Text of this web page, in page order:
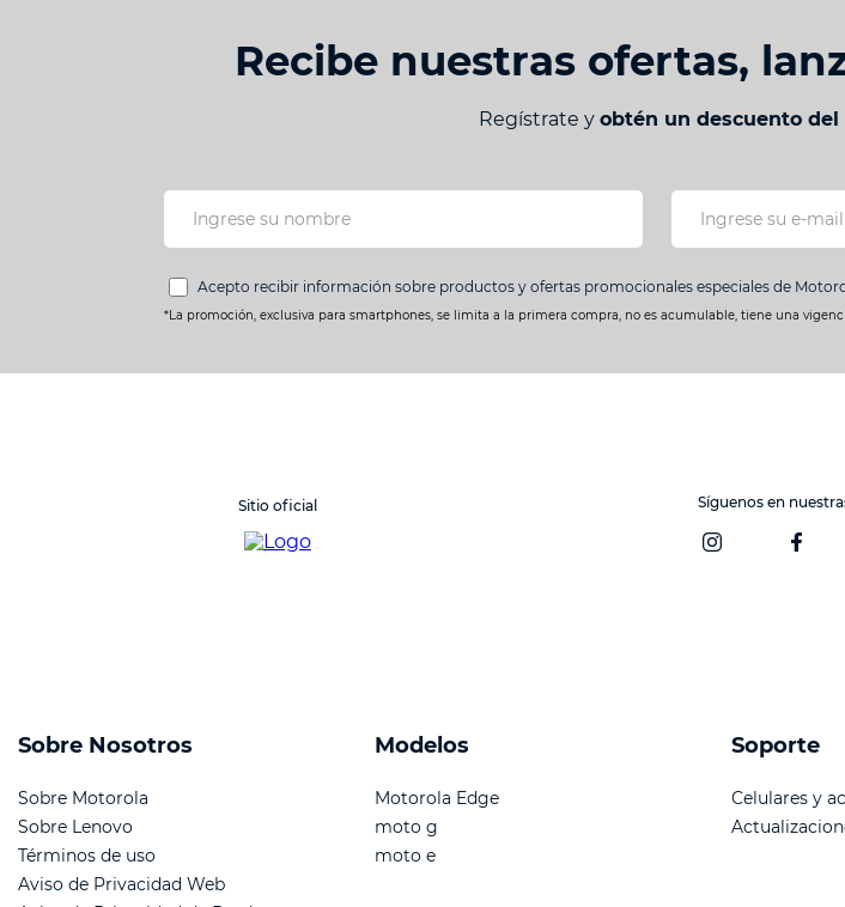
Recibe nuestras ofertas,
Regístrate y obtén un descuento del
Acepto recibir información sobre productos y ofertas promocionales especiales de
*La promoción, exclusiva para smartphones, se limita a la primera compra, no es acumulable, tiene una
Sitio oficial Síguenos en
Sobre Nosotros
Sobre Motorola
Sobre Lenovo
Términos de uso
Aviso de Privacidad Web
Modelos
Motorola Edge
moto g
moto e
Soporte
Celulares y